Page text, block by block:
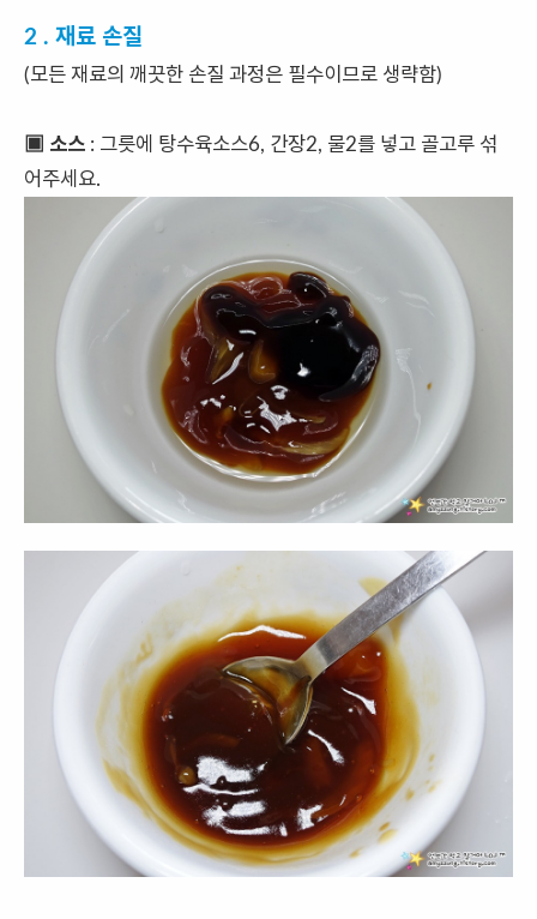
2 . 재료 손질
(모든 재료의 깨끗한 손질 과정은 필수이므로 생략함)
▣ 소스 : 그릇에 탕수육소스6, 간장2, 물2를 넣고 골고루 섞
어주세요.